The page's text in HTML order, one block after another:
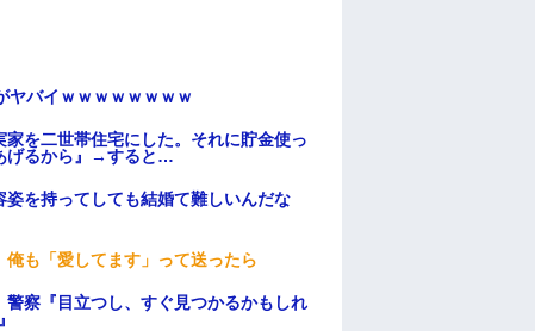
バイｗｗｗｗｗｗｗｗ
を二世帯住宅にした。それに貯金使っ
げるから』→すると…
を持ってしても結婚て難しいんだな
も「愛してます」って送ったら
警察『目立つし、すぐ見つかるかもしれ